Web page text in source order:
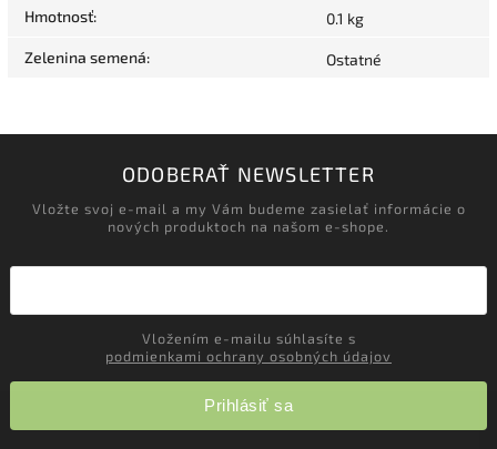
Hmotnosť: 0.1 kg
Zelenina semená: Ostatné
ODOBERAŤ NEWSLETTER
Vložte svoj e-mail a my Vám budeme zasielať informácie o
nových produktoch na našom e-shope.
podmienkami ochrany osobných údajov
Prihlásiť sa